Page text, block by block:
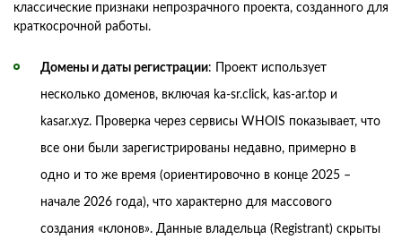
классические признаки непрозрачного проекта, созданного для
краткосрочной работы.
Домены и даты регистрации: Проект использует
несколько доменов, включая ka-sr.click, kas-ar.top и
kasar.xyz. Проверка через сервисы WHOIS показывает, что
все они были зарегистрированы недавно, примерно в
одно и то же время (ориентировочно в конце 2025 –
начале 2026 года), что характерно для массового
создания «клонов». Данные владельца (Registrant) скрыты